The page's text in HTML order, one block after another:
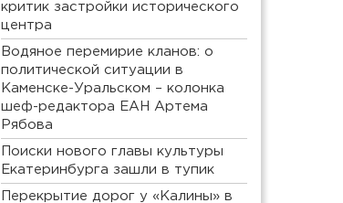
критик застройки исторического
центра
Водяное перемирие кланов: о
политической ситуации в
Каменске-Уральском – колонка
шеф-редактора ЕАН Артема
Рябова
Поиски нового главы культуры
Екатеринбурга зашли в тупик
Перекрытие дорог у «Калины» в